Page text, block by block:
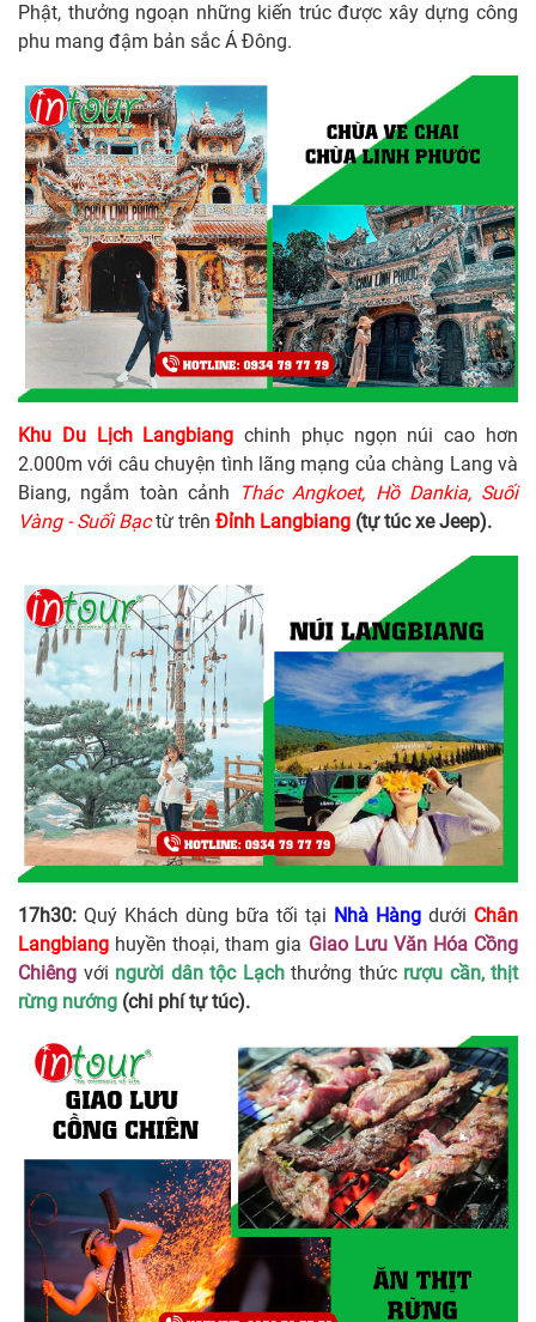
Phật, thưởng ngoạn những kiến trúc được xây dựng công
phu mang đậm bản sắc Á Đông.
Khu Du Lịch Langbiang chinh phục ngọn núi cao hơn
2.000m với câu chuyện tình lãng mạng của chàng Lang và
Biang, ngắm toàn cảnh
Thác Angkoet, Hồ Dankia, Suối
Vàng - Suối Bạctừ trên Đỉnh Langbiang (tự túc xe Jeep).
17h30: Quý Khách dùng bữa tối tại Nhà Hàng dưới Chân
Langbiang huyền thoại, tham gia Giao Lưu Văn Hóa Cồng
Chiêng với người dân tộc Lạch thưởng thứcrượu cần, thịt
rừng nướng (chi phí tự túc).